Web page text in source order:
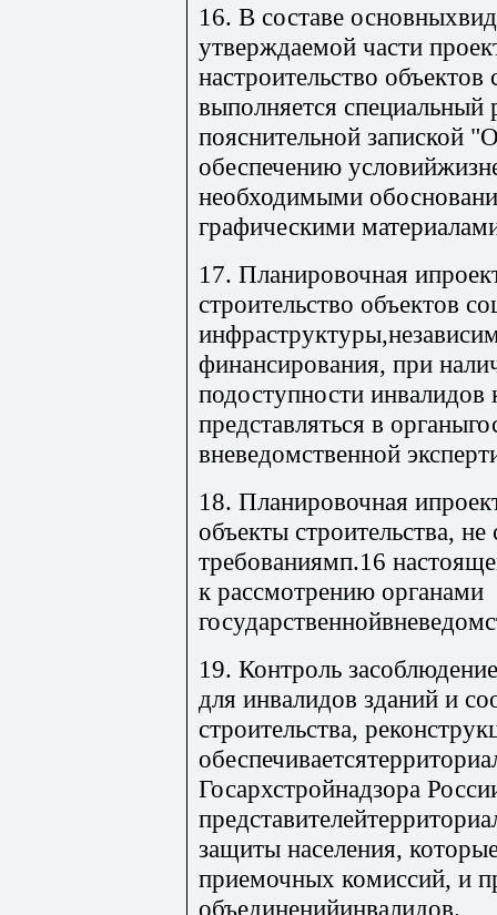
16. В составе
утверждаемой части
настроительство
выполняется специальный
пояснительной запиской
обеспечению
необходимыми
графическими
17. Планировочная
строительство объектов
финансирования, при
подоступности
представляться в
вневедомственной
18. Планировочная
объекты строительства,
требованиямп.16
к рассмотрению органами
19. Контроль
для инвалидов зданий и
строительства,
Госархстройнадзора
защиты населения,
приемочных комиссий, и
объединенийинвалидов.